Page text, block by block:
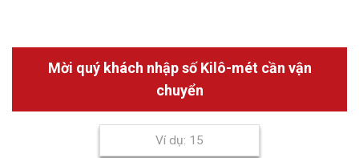
Mời quý khách nhập số Kilô-mét cần vận
chuyển